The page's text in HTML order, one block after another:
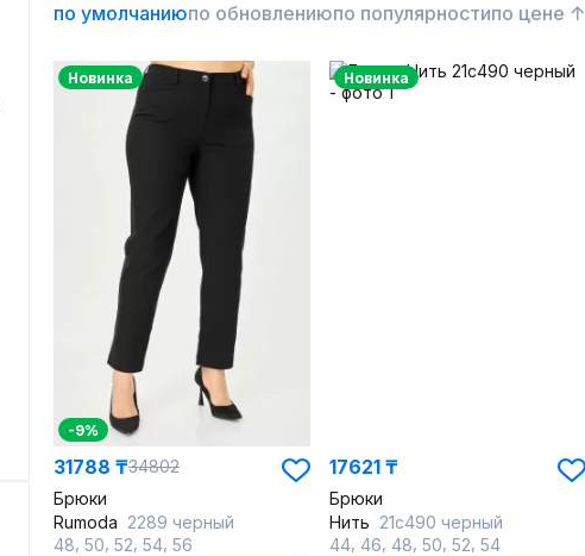
по умолчаниюпо обновлениюпо популярностипо цене ↑
Новинка
-9%
31788 ₸34802
Брюки
Rumoda 2289 черный
48 50 52 54 56
Новинка
17621 ₸
Брюки
Нить 21с490 черный
44 46 48 50 52 54